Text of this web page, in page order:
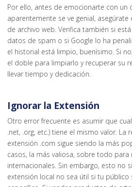
Por ello, antes de emocionarte con un
aparentemente se ve genial,
de archivo web. Verifica también si
datos de spam o si Google lo ha
el historial está limpio, buenísimo. Si
el doble para limpiarlo y recuperar su
llevar tiempo y dedicación.
Ignorar la Extensión
Otro error frecuente es asumir que
.net, .org, etc.) tiene el mismo valor. La
extensión .com sigue siendo la más
casos, la más valiosa, sobre todo para
internacionales. Sin embargo, esto no
extensión local no sea útil si tu público